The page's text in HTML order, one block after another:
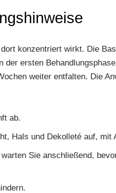
konzentriert wirkt. Die
ersten
weiter entfalten. Die
ab.
Hals und Dekolleté auf, mit
Sie anschließend,